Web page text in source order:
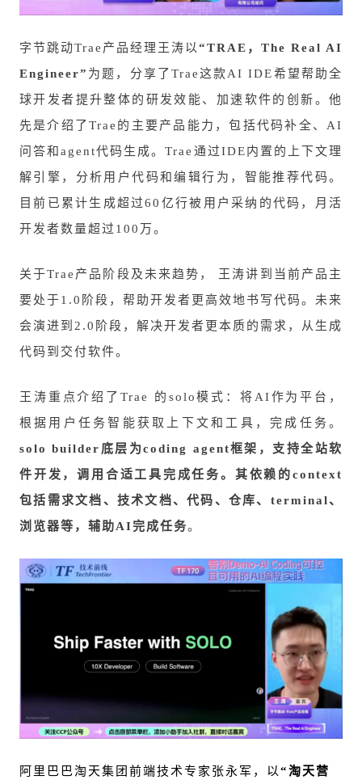
字节跳动Trae产品经理王涛以“TRAE，The Real AI
Engineer” 为题，分享了Trae这款AI IDE希望帮助全
球开发者提升整体的研发效能、加速软件的创新。他
先是介绍了Trae的主要产品能力，包括代码补全、AI
问答和agent代码生成。Trae通过IDE内置的上下文理
解引擎，分析用户代码和编辑行为，智能推荐代码。
目前已累计生成超过60亿行被用户采纳的代码，月活
开发者数量超过100万。
关于Trae产品阶段及未来趋势， 王涛讲到当前产品主
要处于1.0阶段，帮助开发者更高效地书写代码。未来
会演进到2.0阶段，解决开发者更本质的需求，从生成
代码到交付软件。
王涛重点介绍了Trae 的solo模式：将AI作为平台，
根据用户任务智能获取上下文和工具，完成任务。
solo builder底层为coding agent框架，支持全站软
件开发，调用合适工具完成任务。其依赖的context
包括需求文档、技术文档、代码、仓库、terminal、
浏览器等，辅助AI完成任务。
阿里巴巴淘天集团前端技术专家张永军，以 “淘天营